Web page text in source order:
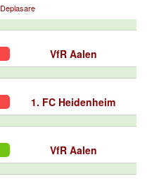
Deplasare
VfR Aalen
1. FC Heidenheim
VfR Aalen